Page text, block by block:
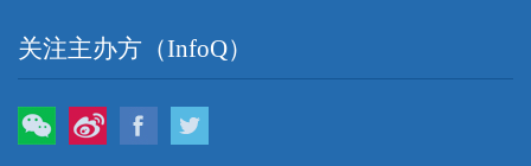
关注主办方（InfoQ）
微信 微博 Facebook